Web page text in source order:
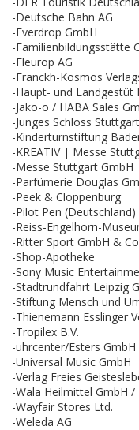
-Deutsche Bahn AG
-Everdrop GmbH
-Familienbildungsstätte
-Fleurop AG
-Franckh-Kosmos
-Haupt- und Landgestüt
-Jako-o / HABA Sales
-Junges Schloss Stuttgart
-Kinderturnstiftung
-KREATIV | Messe
-Messe Stuttgart GmbH
-Parfümerie Douglas
-Peek & Cloppenburg
-Pilot Pen (Deutschland)
-Reiss-Engelhorn-
-Ritter Sport GmbH &
-Shop-Apotheke
-Sony Music
-Stadtrundfahrt Leipzig
-Stiftung Mensch und
-Thienemann Esslinger
-Tropilex B.V.
-uhrcenter/Esters GmbH
-Universal Music GmbH
-Verlag Freies
-Wala Heilmittel GmbH /
-Wayfair Stores Ltd.
-Weleda AG